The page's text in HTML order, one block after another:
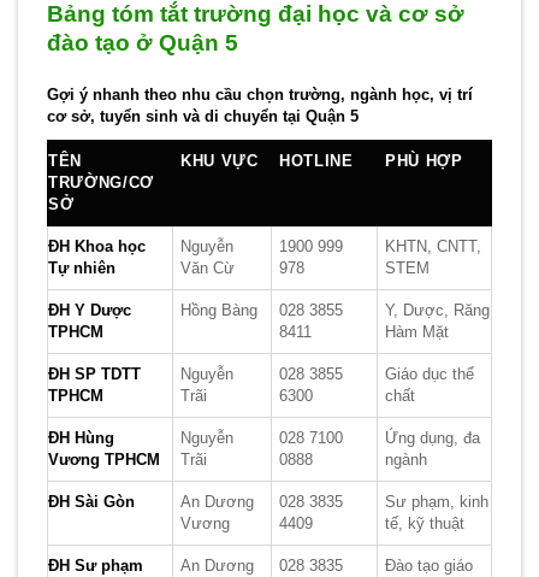
Bảng tóm tắt trường đại học và cơ sở
đào tạo ở Quận 5
Gợi ý nhanh theo nhu cầu chọn trường, ngành học, vị trí
cơ sở, tuyển sinh và di chuyển tại Quận 5
TÊN
TRƯỜNG/CƠ
SỞ
KHU VỰC HOTLINE PHÙ HỢP
ĐH Khoa học
Tự nhiên
Nguyễn
Văn Cừ
1900 999
978
KHTN, CNTT,
STEM
ĐH Y Dược
TPHCM
Hồng Bàng
028 3855
8411
Y, Dược, Răng
Hàm Mặt
ĐH SP TDTT
TPHCM
Nguyễn
Trãi
028 3855
6300
Giáo dục thể
chất
ĐH Hùng
Vương TPHCM
Nguyễn
Trãi
028 7100
0888
Ứng dụng, đa
ngành
ĐH Sài Gòn
An Dương
Vương
028 3835
4409
Sư phạm, kinh
tế, kỹ thuật
ĐH Sư phạm
An Dương
028 3835
Đào tạo giáo